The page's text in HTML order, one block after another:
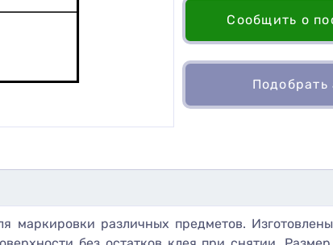
Сообщить о
Подобрать
маркировки различных предметов.